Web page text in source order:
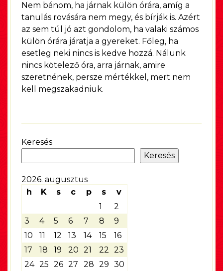
Nem bánom, ha járnak külön órára, amíg a
tanulás rovására nem megy, és bírják is. Azért
az sem túl jó azt gondolom, ha valaki számos
külön órára járatja a gyereket. Főleg, ha
esetleg neki nincs is kedve hozzá. Nálunk
nincs kötelező óra, arra járnak, amire
szeretnének, persze mértékkel, mert nem
kell megszakadniuk.
Keresés
Keresés
2026. augusztus
h
K s c p s
v
1
2
3
4 5 6 7 8
9
10
11 12 13 14 15
16
17
18 19 20 21 22 23
24 25 26 27 28 29 30